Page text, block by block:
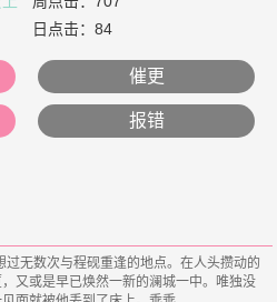
日点击：84
催更
报错
又或是早已焕然一新的澜城一中。唯独没